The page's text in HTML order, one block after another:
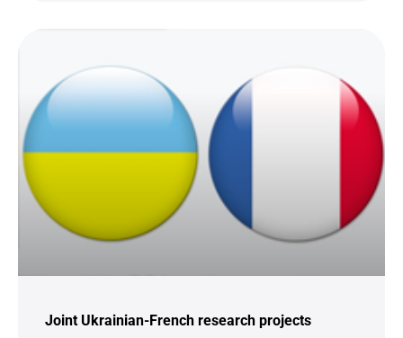
Joint Ukrainian-French research projects